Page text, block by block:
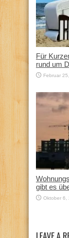
Für
rund um
Februar
gibt es
Oktober 6,
LEAVE A